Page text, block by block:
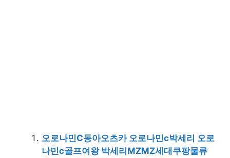
오로나민C동아오츠카 오로나민c박세리 오로
나민c골프여왕 박세리MZMZ세대쿠팡물류